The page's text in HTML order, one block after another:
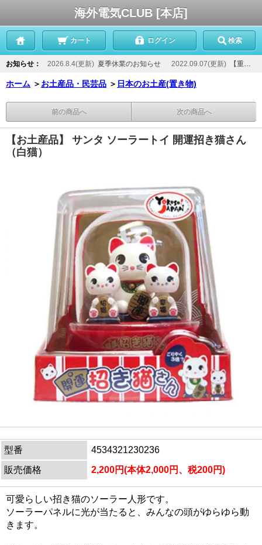
海外電気CLUB [本店]
カート ログイン 検索
お知らせ： 2026.8.4(更新) 夏季休業のお知らせ 2022.09.07(更新) 【重要】当店からのメールが届かないお客様へ
ホーム ＞ お土産品・民芸品 ＞ 日本のお土産(置き物)
前の商品へ 次の商品へ
【お土産品】 サンタ ソーラートイ 開運招き猫さん
（白猫）
型番
4534321230236
販売価格
2,200円(本体2,000円、税200円)
可愛らしい招き猫のソーラー人形です。
ソーラーパネルに光が当たると、みんなの頭がゆらゆら動
きます。